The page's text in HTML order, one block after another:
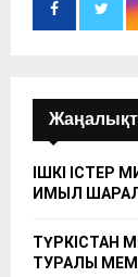
ІШКІ ІСТЕР
ҚИМЫЛ
ТҮРКІСТАН
ТУРАЛЫ